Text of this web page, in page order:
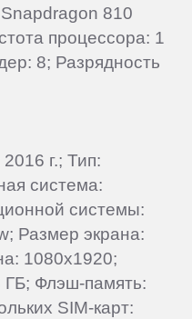
810
процессора: 1
8; Разрядность
г.; Тип:
система:
системы:
Размер экрана:
1080x1920;
ГБ; Флэш-память:
SIM-карт: